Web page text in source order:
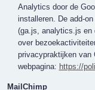
Analytics door de
installeren. De add-
(ga.js, analytics.js en
over
privacypraktijken van
webpagina: https://
MailChimp